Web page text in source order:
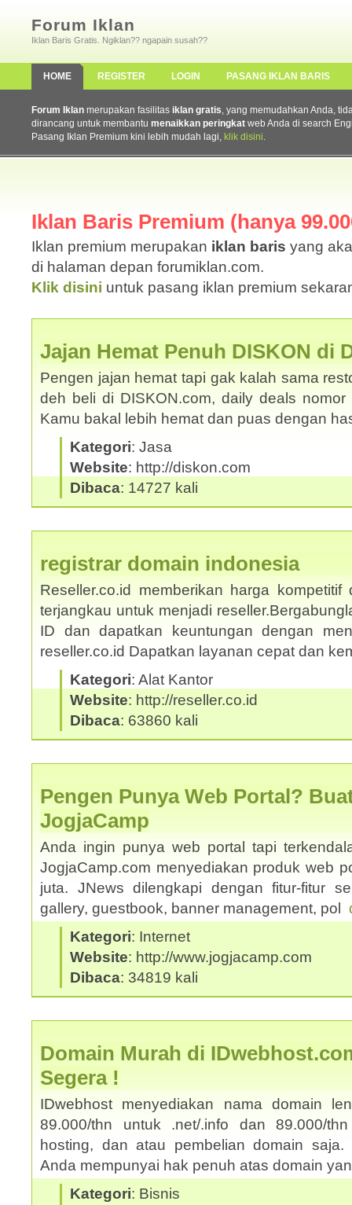
Forum Iklan
Iklan Baris Gratis. Ngiklan?? ngapain susah??
HOME REGISTER LOGIN PASANG IKLAN BARIS
Forum Iklan merupakan fasilitas iklan gratis, yang memudahkan Anda,
dirancang untuk membantu menaikkan peringkat web Anda di search
Pasang Iklan Premium kini lebih mudah lagi, klik disini.
Iklan Baris Premium (hanya
Iklan premium merupakan iklan baris yang
di halaman depan forumiklan.com.
Klik disini untuk pasang iklan premium
Jajan Hemat Penuh DISKON di
Pengen jajan hemat tapi gak kalah sama
deh beli di DISKON.com, daily deals
Kamu bakal lebih hemat dan puas dengan
Kategori: Jasa
Website: http://diskon.com
Dibaca: 14727 kali
registrar domain indonesia
Reseller.co.id memberikan harga
terjangkau untuk menjadi
ID dan dapatkan keuntungan dengan
reseller.co.id Dapatkan layanan cepat dan
Kategori: Alat Kantor
Website: http://reseller.co.id
Dibaca: 63860 kali
Pengen Punya Web Portal?
JogjaCamp
Anda ingin punya web portal tapi
JogjaCamp.com menyediakan produk web
juta. JNews dilengkapi dengan fitur-fitur
gallery, guestbook, banner management, pol
Kategori: Internet
Website: http://www.jogjacamp.com
Dibaca: 34819 kali
Domain Murah di
Segera !
IDwebhost menyediakan nama domain
89.000/thn untuk .net/.info dan 89.000/
hosting, dan atau pembelian domain saja.
Anda mempunyai hak penuh atas domain
Kategori: Bisnis